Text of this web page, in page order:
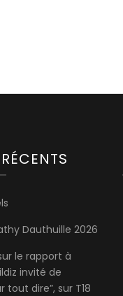
Dauthuille 2026
le rapport à
invité de
tout dire”, sur T18